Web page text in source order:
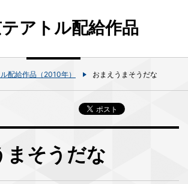
アトル配給作品
配給作品（2010年） おまえうまそうだな
まそうだな